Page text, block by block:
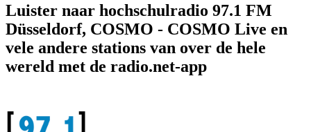
Luister naar hochschulradio 97.1 FM
Düsseldorf, COSMO - COSMO Live en
vele andere stations van over de hele
wereld met de radio.net-app